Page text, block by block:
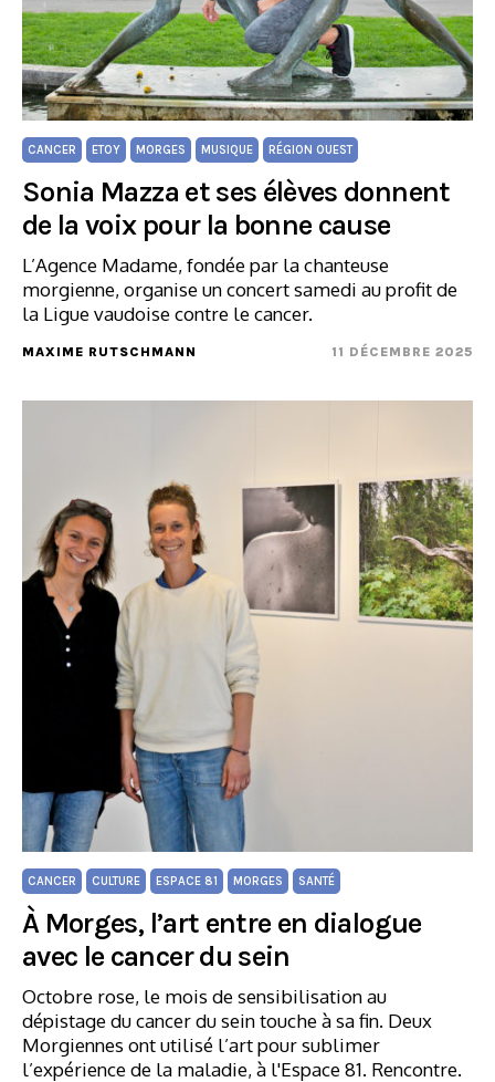
CANCER ETOY MORGES MUSIQUE RÉGION OUEST
Sonia Mazza et ses élèves donnent
de la voix pour la bonne cause
L’Agence Madame, fondée par la chanteuse
morgienne, organise un concert samedi au profit de
la Ligue vaudoise contre le cancer.
MAXIME RUTSCHMANN 11 DÉCEMBRE 2025
CANCER CULTURE ESPACE 81 MORGES SANTÉ
À Morges, l’art entre en dialogue
avec le cancer du sein
Octobre rose, le mois de sensibilisation au
dépistage du cancer du sein touche à sa fin. Deux
Morgiennes ont utilisé l’art pour sublimer
l’expérience de la maladie, à l'Espace 81. Rencontre.